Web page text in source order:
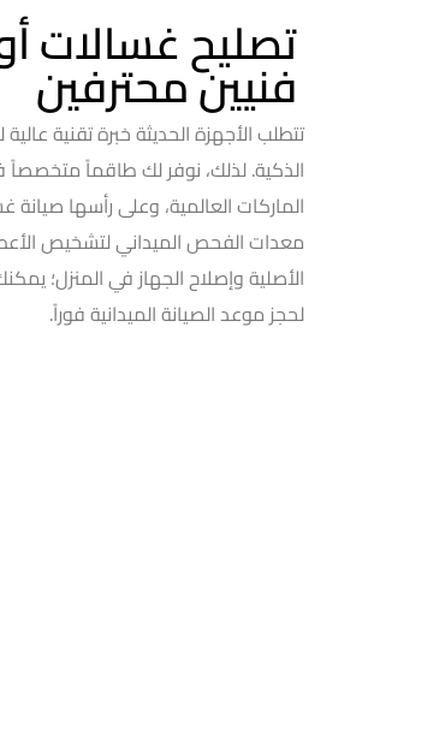
فنيين محترفين
تتطلب الأجهزة الحديثة خبرة تقنية
الذكية. لذلك، نوفر لك طاقماً
الماركات العالمية، وعلى رأسها صيانة
معدات الفحص الميداني لتشخيص
الأصلية وإصلاح الجهاز في المنزل؛
لحجز موعد الصيانة الميدانية فوراً.